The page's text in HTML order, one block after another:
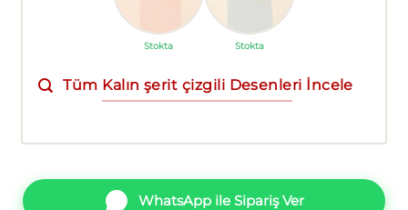
Stokta Stokta
Tüm Kalın şerit çizgili Desenleri İncele
WhatsApp ile Sipariş Ver